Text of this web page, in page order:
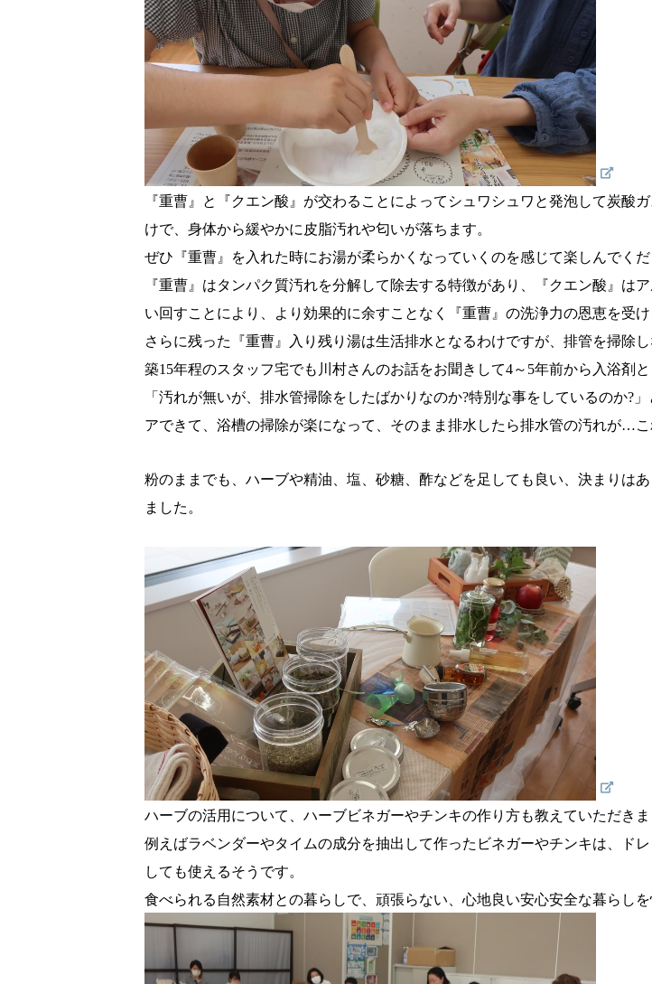
『重曹』と『クエン酸』が交わることによってシュワシュワと発泡して炭
けで、身体から緩やかに皮脂汚れや匂いが落ちます。
ぜひ『重曹』を入れた時にお湯が柔らかくなっていくのを感じて楽しんでくだ
『重曹』はタンパク質汚れを分解して除去する特徴があり、『クエン酸』は
い回すことにより、より効果的に余すことなく『重曹』の洗浄力の恩恵を受け
さらに残った『重曹』入り残り湯は生活排水となるわけですが、排管を掃除
築15年程のスタッフ宅でも川村さんのお話をお聞きして4～5年前から入浴剤
「汚れが無いが、排水管掃除をしたばかりなのか?特別な事をしているのか?
アできて、浴槽の掃除が楽になって、そのまま排水したら排水管の汚れが…
粉のままでも、ハーブや精油、塩、砂糖、酢などを足しても良い、決まりは
ました。
ハーブの活用について、ハーブビネガーやチンキの作り方も教えていただきま
例えばラベンダーやタイムの成分を抽出して作ったビネガーやチンキは、ド
しても使えるそうです。
食べられる自然素材との暮らしで、頑張らない、心地良い安心安全な暮らし